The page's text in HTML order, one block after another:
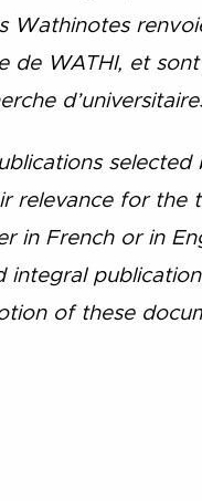
Wathinotes
de WATHI, et
relevance for the
in French or in
integral
of these